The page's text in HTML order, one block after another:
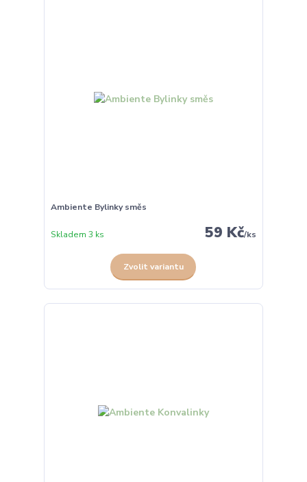
Ambiente Bylinky směs
59 Kč/ks
Skladem 3 ks
Zvolit variantu